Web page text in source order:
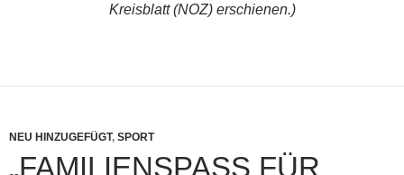
Kreisblatt (NOZ) erschienen.)
NEU HINZUGEFÜGT, SPORT
„FAMILIENSPASS FÜR G